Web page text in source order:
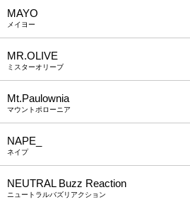
MAYO
メイヨー
MR.OLIVE
ミスターオリーブ
Mt.Paulownia
マウントポローニア
NAPE_
ネイプ
NEUTRAL Buzz Reaction
ニュートラルバズリアクション